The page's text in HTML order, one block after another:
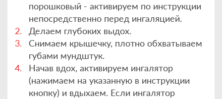
порошковый - активируем по инструкции
непосредственно перед ингаляцией.
Делаем глубоких выдох.
Снимаем крышечку, плотно обхватываем
губами мундштук.
Начав вдох, активируем ингалятор
(нажимаем на указанную в инструкции
кнопку) и вдыхаем. Если ингалятор